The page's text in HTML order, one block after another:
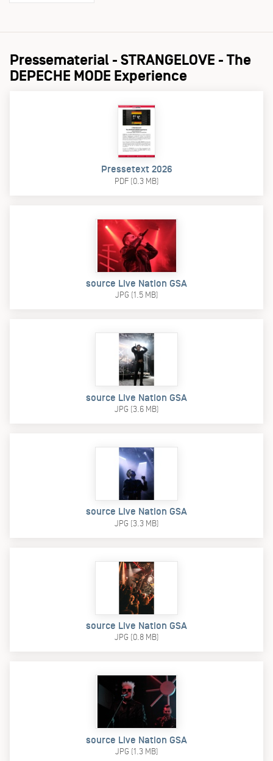
Pressematerial - STRANGELOVE - The
DEPECHE MODE Experience
Pressetext 2026
PDF (0.3 MB)
source Live Nation GSA
JPG (1.5 MB)
source Live Nation GSA
JPG (3.6 MB)
source Live Nation GSA
JPG (3.3 MB)
source Live Nation GSA
JPG (0.8 MB)
source Live Nation GSA
JPG (1.3 MB)